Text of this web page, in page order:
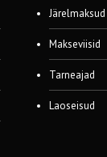
Järelmaksud
Makseviisid
Tarneajad
Laoseisud